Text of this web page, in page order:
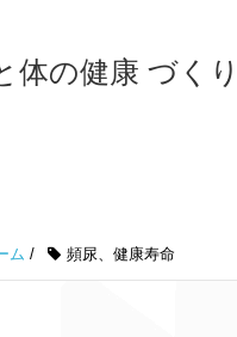
体の健康 づく
ム / 頻尿、健康寿命